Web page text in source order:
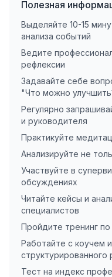
Полезная
Выделяйте 10-15
анализа событий
Ведите
рефлексии
Задавайте себе
"Что можно
Регулярно
и руководителя
Практикуйте
Анализируйте не
Участвуйте в
обсуждениях
Читайте кейсы и
специалистов
Пройдите тренинг
Работайте с коучем
структурированного
Тест на индекс